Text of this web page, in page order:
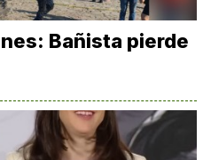
Bañista pierde